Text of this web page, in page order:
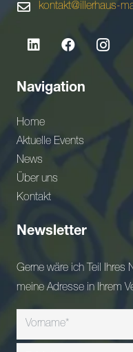
kontakt@illerhaus-
Navigation
Home
Aktuelle Events
News
Über uns
Kontakt
Newsletter
Gerne wäre ich Teil Ihres
meine Adresse in Ihrem